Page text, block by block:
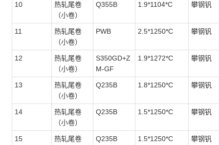
10
热轧尾卷
（小卷）
Q355B 1.9*1104*C 攀钢钒
11
热轧尾卷
（小卷）
PWB 2.5*1250*C 攀钢钒
12
热轧尾卷
（小卷）
S350GD+Z
M-GF
1.9*1272*C 攀钢钒
13
热轧尾卷
（小卷）
Q235B 1.8*1250*C 攀钢钒
14
热轧尾卷
（小卷）
Q235B 1.5*1250*C 攀钢钒
15
热轧尾卷
Q235B 1.5*1250*C 攀钢钒